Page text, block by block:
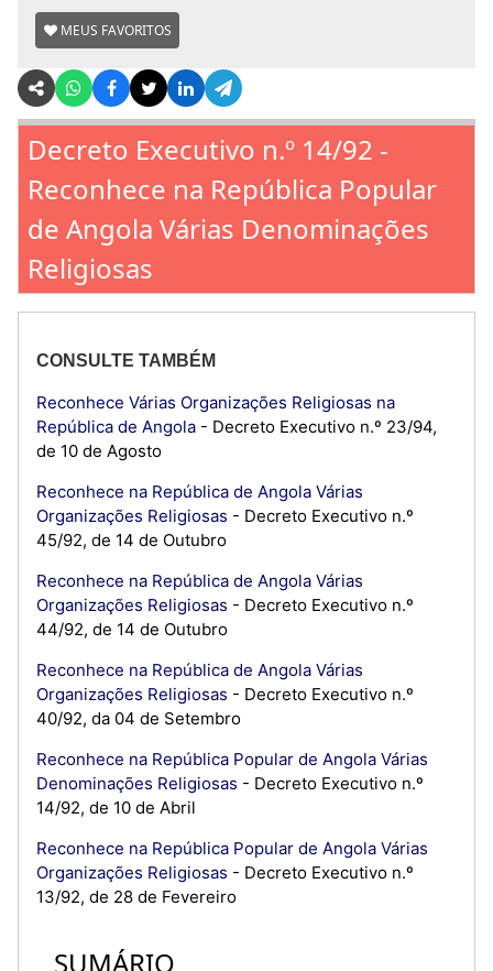
MEUS FAVORITOS
Decreto Executivo n.º 14/92 -
Reconhece na República Popular
de Angola Várias Denominações
Religiosas
CONSULTE TAMBÉM
Reconhece Várias Organizações Religiosas na
República de Angola - Decreto Executivo n.º 23/94,
de 10 de Agosto
Reconhece na República de Angola Várias
Organizações Religiosas - Decreto Executivo n.º
45/92, de 14 de Outubro
Reconhece na República de Angola Várias
Organizações Religiosas - Decreto Executivo n.º
44/92, de 14 de Outubro
Reconhece na República de Angola Várias
Organizações Religiosas - Decreto Executivo n.º
40/92, da 04 de Setembro
Reconhece na República Popular de Angola Várias
Denominações Religiosas - Decreto Executivo n.º
14/92, de 10 de Abril
Reconhece na República Popular de Angola Várias
Organizações Religiosas - Decreto Executivo n.º
13/92, de 28 de Fevereiro
SUMÁRIO